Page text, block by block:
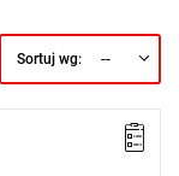
Sortuj wg: --